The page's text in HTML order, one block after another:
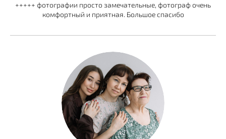
+++++ фотографии просто замечательные, фотограф очень
комфортный и приятная. Большое спасибо